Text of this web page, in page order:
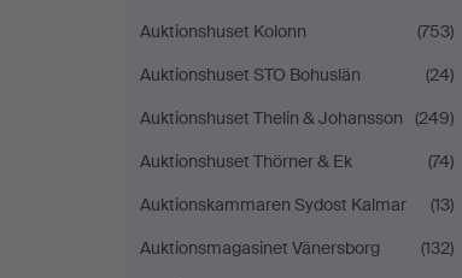
Auktionshuset Kolonn
(753)
Auktionshuset STO Bohuslän
(24)
Auktionshuset Thelin & Johansson
(249)
Auktionshuset Thörner & Ek
(74)
Auktionskammaren Sydost Kalmar
(13)
Auktionsmagasinet Vänersborg
(132)